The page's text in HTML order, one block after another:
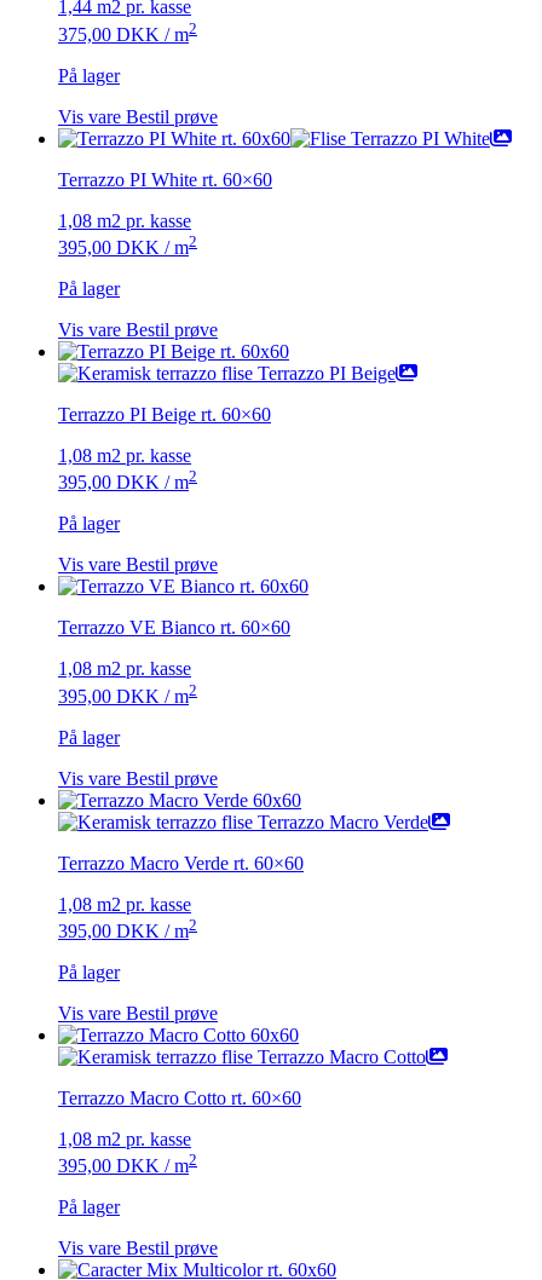
1,44 m2 pr. kasse
375,00 DKK / m2
På lager
Vis vare Bestil prøve
Terrazzo PI White rt. 60×60
1,08 m2 pr. kasse
395,00 DKK / m2
På lager
Vis vare Bestil prøve
Terrazzo PI Beige rt. 60×60
1,08 m2 pr. kasse
395,00 DKK / m2
På lager
Vis vare Bestil prøve
Terrazzo VE Bianco rt. 60×60
1,08 m2 pr. kasse
395,00 DKK / m2
På lager
Vis vare Bestil prøve
Terrazzo Macro Verde rt. 60×60
1,08 m2 pr. kasse
395,00 DKK / m2
På lager
Vis vare Bestil prøve
Terrazzo Macro Cotto rt. 60×60
1,08 m2 pr. kasse
395,00 DKK / m2
På lager
Vis vare Bestil prøve